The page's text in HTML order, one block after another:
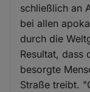
schließlich an
bei allen
durch die
Resultat, dass
besorgte
Straße treibt.